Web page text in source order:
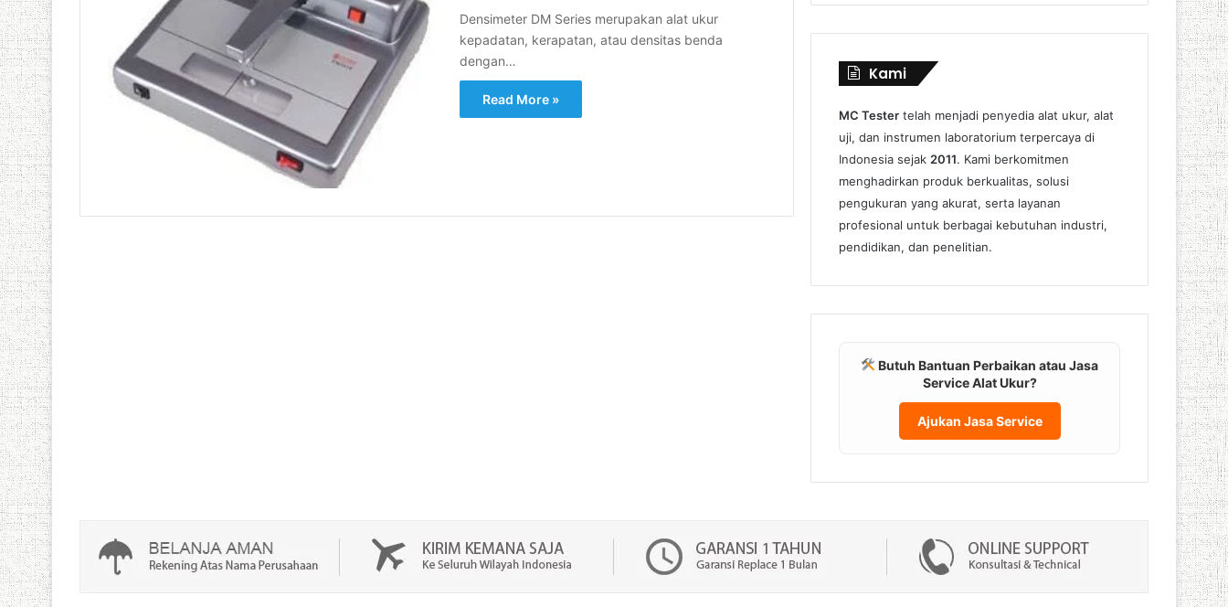
Densimeter DM Series merupakan alat ukur
kepadatan, kerapatan, atau densitas benda
dengan…
Read More »
Kami
MC Tester telah menjadi penyedia alat ukur, alat
uji, dan instrumen laboratorium terpercaya di
Indonesia sejak 2011. Kami berkomitmen
menghadirkan produk berkualitas, solusi
pengukuran yang akurat, serta layanan
profesional untuk berbagai kebutuhan industri,
pendidikan, dan penelitian.
Butuh Bantuan Perbaikan atau Jasa
Service Alat Ukur?
Ajukan Jasa Service